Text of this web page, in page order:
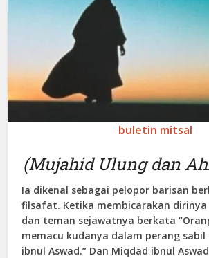
buletin mitsal
(Mujahid Ulung dan
Ia dikenal sebagai pelopor barisan
filsafat. Ketika membicarakan
dan teman sejawatnya berkata
memacu kudanya dalam perang
ibnul Aswad.” Dan Miqdad ibnul